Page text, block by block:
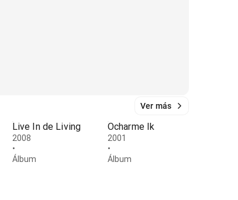
Ver más
Live In de Living
2008
•
Álbum
Ocharme Ik
2001
•
Álbum